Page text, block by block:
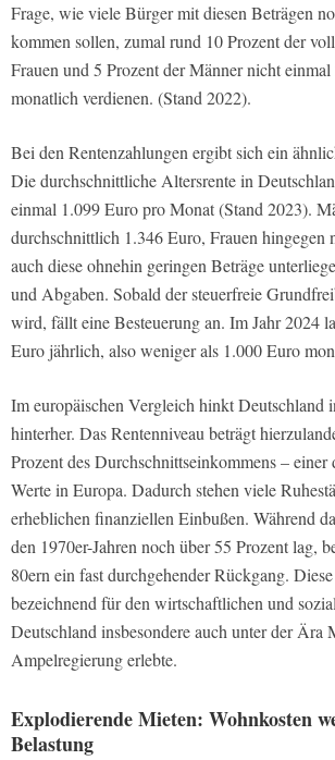
Frage, wie viele Bürger mit diesen Beträgen
kommen sollen, zumal rund 10 Prozent der
Frauen und 5 Prozent der Männer nicht
monatlich verdienen. (Stand 2022).
Bei den Rentenzahlungen ergibt sich ein
Die durchschnittliche Altersrente in
einmal 1.099 Euro pro Monat (Stand 2023).
durchschnittlich 1.346 Euro, Frauen hingegen
auch diese ohnehin geringen Beträge
und Abgaben. Sobald der steuerfreie
wird, fällt eine Besteuerung an. Im Jahr 2024
Euro jährlich, also weniger als 1.000 Euro
Im europäischen Vergleich hinkt Deutschland
hinterher. Das Rentenniveau beträgt
Prozent des Durchschnittseinkommens – einer
Werte in Europa. Dadurch stehen viele
erheblichen finanziellen Einbußen. Während
den 1970er-Jahren noch über 55 Prozent lag,
80ern ein fast durchgehender Rückgang.
bezeichnend für den wirtschaftlichen und
Deutschland insbesondere auch unter der Ära
Ampelregierung erlebte.
Explodierende Mieten: Wohnkosten
Belastung